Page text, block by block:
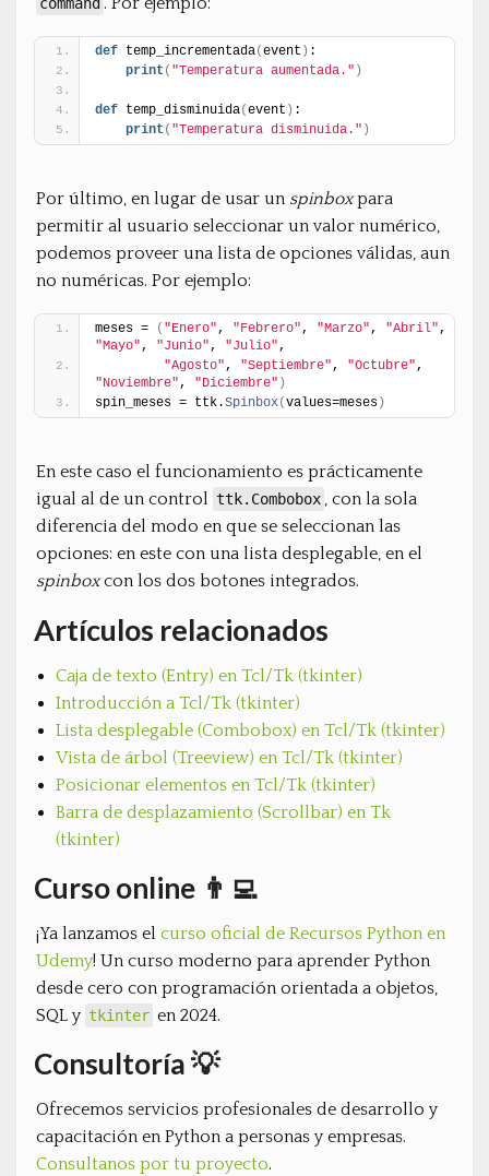
command
def temp_incrementada(event ) :
print ( "Temperatura aumentada." )
def temp_disminuida(event ) :
print ( "Temperatura disminuida." )
Por último, en lugar de usar un spinboxpara
permitir al usuario seleccionar un valor numérico,
podemos proveer una lista de opciones válidas, aun
no numéricas. Por ejemplo:
meses = ( "Enero", "Febrero", "Marzo", "Abril"
"Mayo", "Junio", "Julio",
"Agosto", "Septiembre", "Octubre"
"Noviembre", "Diciembre" )
spin_meses = ttk.Spinbox(values=meses )
En este caso el funcionamiento es prácticamente
igual al de un control ttk.Combobox , con la sola
diferencia del modo en que se seleccionan las
opciones: en este con una lista desplegable, en el
spinboxcon los dos botones integrados.
Artículos relacionados
Caja de texto (Entry) en Tcl/Tk (tkinter)
Introducción a Tcl/Tk (tkinter)
Lista desplegable (Combobox) en Tcl/Tk (tkinter)
Vista de árbol (Treeview) en Tcl/Tk (tkinter)
Posicionar elementos en Tcl/Tk (tkinter)
Barra de desplazamiento (Scrollbar) en Tk
(tkinter)
Curso online 👨‍💻
¡Ya lanzamos el curso oficial de Recursos Python en
Udemy! Un curso moderno para aprender Python
desde cero con programación orientada a objetos,
SQL y tkinter en 2024.
Consultoría 💡
Ofrecemos servicios profesionales de desarrollo y
capacitación en Python a personas y empresas.
Consultanos por tu proyecto.